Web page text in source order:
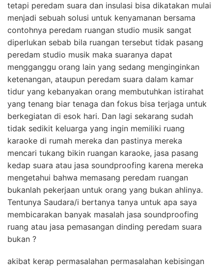
tetapi peredam suara dan insulasi bisa dikatakan mulai
menjadi sebuah solusi untuk kenyamanan bersama
contohnya peredam ruangan studio musik sangat
diperlukan sebab bila ruangan tersebut tidak pasang
peredam studio musik maka suaranya dapat
mengganggu orang lain yang sedang menginginkan
ketenangan, ataupun peredam suara dalam kamar
tidur yang kebanyakan orang membutuhkan istirahat
yang tenang biar tenaga dan fokus bisa terjaga untuk
berkegiatan di esok hari. Dan lagi sekarang sudah
tidak sedikit keluarga yang ingin memiliki ruang
karaoke di rumah mereka dan pastinya mereka
mencari tukang bikin ruangan karaoke, jasa pasang
kedap suara atau jasa soundproofing karena mereka
mengetahui bahwa memasang peredam ruangan
bukanlah pekerjaan untuk orang yang bukan ahlinya.
Tentunya Saudara/i bertanya tanya untuk apa saya
membicarakan banyak masalah jasa soundproofing
ruang atau jasa pemasangan dinding peredam suara
bukan ?
akibat kerap permasalahan permasalahan kebisingan